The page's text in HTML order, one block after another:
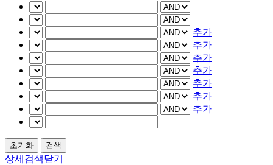
추가
추가
추가
추가
추가
추가
추가
상세검색닫기